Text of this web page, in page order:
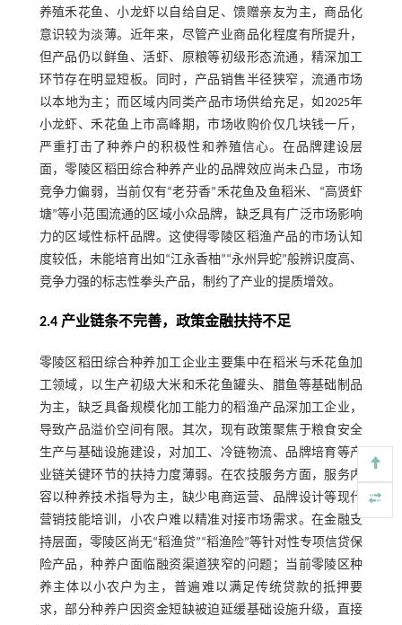
养殖禾花鱼、小龙虾以自给自足、馈赠亲友为主，商品化
意识较为淡薄。近年来，尽管产业商品化程度有所提升，
但产品仍以鲜鱼、活虾、原粮等初级形态流通，精深加工
环节存在明显短板。同时，产品销售半径狭窄，流通市场
以本地为主；而区域内同类产品市场供给充足，如2025年
小龙虾、禾花鱼上市高峰期，市场收购价仅几块钱一斤，
严重打击了种养户的积极性和养殖信心。在品牌建设层
面，零陵区稻田综合种养产业的品牌效应尚未凸显，市场
竞争力偏弱，当前仅有“老芬香”禾花鱼及鱼稻米、“高贤虾
塘”等小范围流通的区域小众品牌，缺乏具有广泛市场影响
力的区域性标杆品牌。这使得零陵区稻渔产品的市场认知
度较低，未能培育出如“江永香柚”“永州异蛇”般辨识度高、
竞争力强的标志性拳头产品，制约了产业的提质增效。
2.4 产业链条不完善，政策金融扶持不足
零陵区稻田综合种养加工企业主要集中在稻米与禾花鱼加
工领域，以生产初级大米和禾花鱼罐头、腊鱼等基础制品
为主，缺乏具备规模化加工能力的稻渔产品深加工企业，
导致产品溢价空间有限。其次，现有政策聚焦于粮食安全
生产与基础设施建设，对加工、冷链物流、品牌培育等产
业链关键环节的扶持力度薄弱。在农技服务方面，服务内
容以种养技术指导为主，缺少电商运营、品牌设计等现代
营销技能培训，小农户难以精准对接市场需求。在金融支
持层面，零陵区尚无“稻渔贷”“稻渔险”等针对性专项信贷保
险产品，种养户面临融资渠道狭窄的问题；当前零陵区种
养主体以小农户为主，普遍难以满足传统贷款的抵押要
求，部分种养户因资金短缺被迫延缓基础设施升级，直接